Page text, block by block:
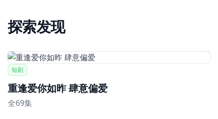
探索发现
短剧
重逢爱你如昨 肆意偏爱
全69集